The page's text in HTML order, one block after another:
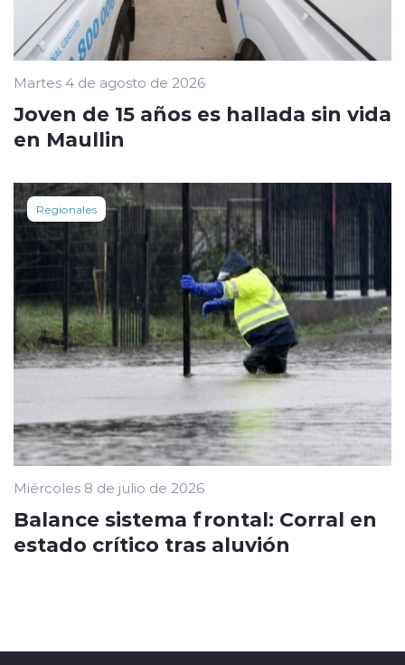
Martes 4 de agosto de 2026
Joven de 15 años es hallada sin vida
en Maullin
Regionales
Miércoles 8 de julio de 2026
Balance sistema frontal: Corral en
estado crítico tras aluvión